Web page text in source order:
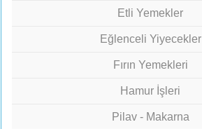
Etli Yemekler
Eğlenceli Yiyecekler
Fırın Yemekleri
Hamur İşleri
Pilav - Makarna